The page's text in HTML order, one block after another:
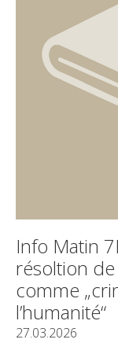
Info Matin
résoltion de
comme
l’humanité“
27.03.2026